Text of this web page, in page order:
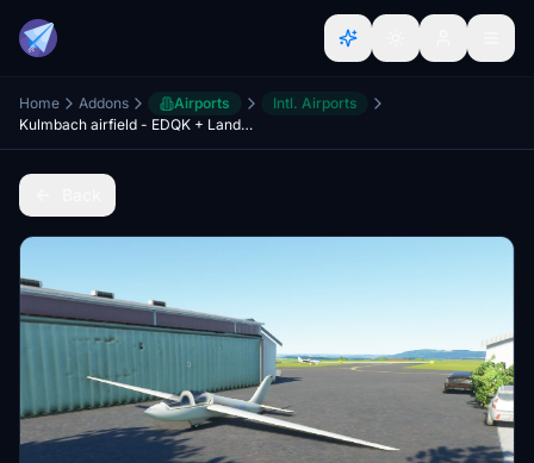
Home Addons Airports
Intl. Airports
Kulmbach airfield - EDQK + Landmarks (1.3)